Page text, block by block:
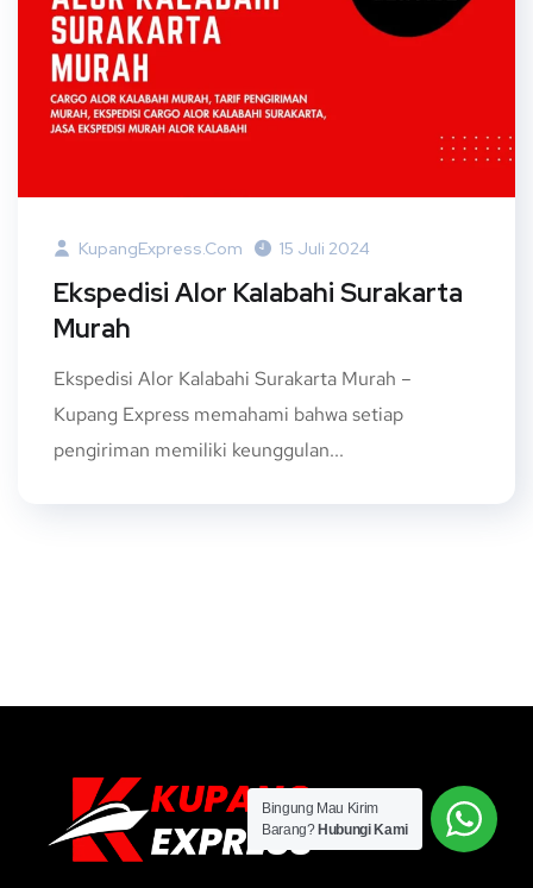
KupangExpress.com 15 Juli 2024
Ekspedisi Alor Kalabahi Surakarta
Murah
Ekspedisi Alor Kalabahi Surakarta Murah –
Kupang Express memahami bahwa setiap
pengiriman memiliki keunggulan...
Bingung Mau Kirim
Barang? Hubungi Kami